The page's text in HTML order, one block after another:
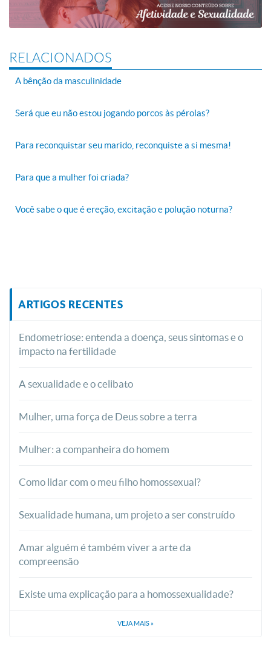
RELACIONADOS
A bênção da masculinidade
Será que eu não estou jogando porcos às pérolas?
Para reconquistar seu marido, reconquiste a si mesma!
Para que a mulher foi criada?
Você sabe o que é ereção, excitação e polução noturna?
ARTIGOS RECENTES
Endometriose: entenda a doença, seus sintomas e o
impacto na fertilidade
A sexualidade e o celibato
Mulher, uma força de Deus sobre a terra
Mulher: a companheira do homem
Como lidar com o meu filho homossexual?
Sexualidade humana, um projeto a ser construído
Amar alguém é também viver a arte da
compreensão
Existe uma explicação para a homossexualidade?
VEJA MAIS »